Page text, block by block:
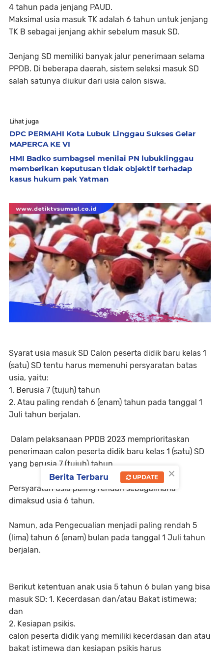
4 tahun pada jenjang PAUD.
Maksimal usia masuk TK adalah 6 tahun untuk jenjang
TK B sebagai jenjang akhir sebelum masuk SD.
Jenjang SD memiliki banyak jalur penerimaan selama
PPDB. Di beberapa daerah, sistem seleksi masuk SD
salah satunya diukur dari usia calon siswa.
Lihat juga
DPC PERMAHI Kota Lubuk Linggau Sukses Gelar
MAPERCA KE VI
HMI Badko sumbagsel menilai PN lubuklinggau
memberikan keputusan tidak objektif terhadap
kasus hukum pak Yatman
Syarat usia masuk SD Calon peserta didik baru kelas 1
(satu) SD tentu harus memenuhi persyaratan batas
usia, yaitu:
1. Berusia 7 (tujuh) tahun
2. Atau paling rendah 6 (enam) tahun pada tanggal 1
Juli tahun berjalan.
Dalam pelaksanaan PPDB 2023 memprioritaskan
penerimaan calon peserta didik baru kelas 1 (satu) SD
yang berusia 7 (tujuh) tahun.
Persyaratan usia paling rendah sebagaimana
dimaksud usia 6 tahun.
Namun, ada Pengecualian menjadi paling rendah 5
(lima) tahun 6 (enam) bulan pada tanggal 1 Juli tahun
berjalan.
Berikut ketentuan anak usia 5 tahun 6 bulan yang bisa
masuk SD: 1. Kecerdasan dan/atau Bakat istimewa;
dan
2. Kesiapan psikis.
calon peserta didik yang memiliki kecerdasan dan atau
bakat istimewa dan kesiapan psikis harus
×
Berita Terbaru UPDATE